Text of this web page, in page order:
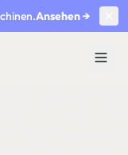
Ansehen→